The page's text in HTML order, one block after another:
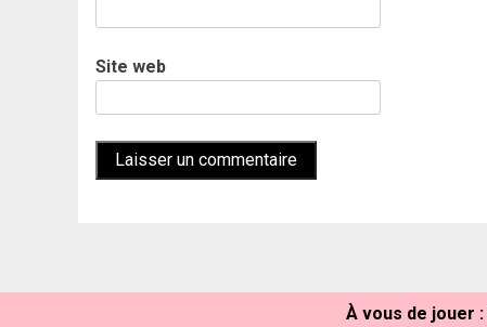
Site web
À vous de jouer :